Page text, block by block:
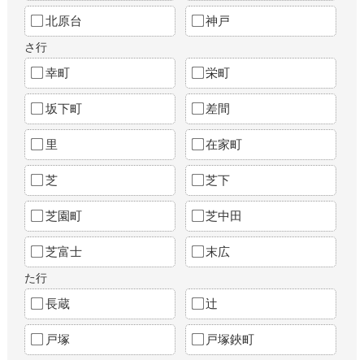
北原台 神戸
さ行
幸町 栄町
坂下町 差間
里 在家町
芝 芝下
芝園町 芝中田
芝富士 末広
た行
長蔵 辻
戸塚 戸塚鋏町